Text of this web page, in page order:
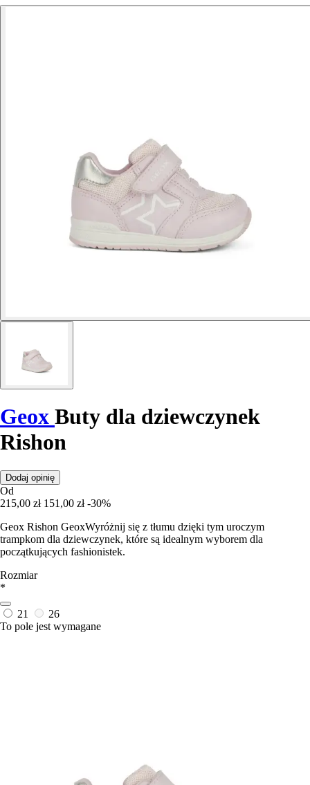
Geox Buty dla dziewczynek
Rishon
Dodaj opinię
Od
215,00 zł 151,00 zł -30%
Geox Rishon GeoxWyróżnij się z tłumu dzięki tym uroczym
trampkom dla dziewczynek, które są idealnym wyborem dla
początkujących fashionistek.
Rozmiar
*
21
26
To pole jest wymagane